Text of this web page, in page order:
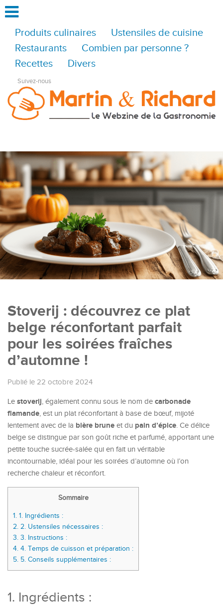
Produits culinaires
Ustensiles de cuisine
Restaurants
Combien par personne ?
Recettes
Divers
Suivez-nous
Stoverij : découvrez ce plat
belge réconfortant parfait
pour les soirées fraîches
d’automne !
Publié le 22 octobre 2024
Le stoverij, également connu sous le nom de carbonade
flamande, est un plat réconfortant à base de bœuf, mijoté
lentement avec de la bière brune et du pain d’épice. Ce délice
belge se distingue par son goût riche et parfumé, apportant une
petite touche sucrée-salée qui en fait un véritable
incontournable, idéal pour les soirées d’automne où l’on
recherche chaleur et réconfort.
Sommaire
1. 1. Ingrédients :
2. 2. Ustensiles nécessaires :
3. 3. Instructions :
4. 4. Temps de cuisson et préparation :
5. 5. Conseils supplémentaires :
1. Ingrédients :